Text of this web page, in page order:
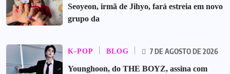
Seoyeon, irmã de Jihyo, fará estreia em novo
grupo da
K-POP BLOG
7 DE AGOSTO DE 2026
Younghoon, do THE BOYZ, assina com